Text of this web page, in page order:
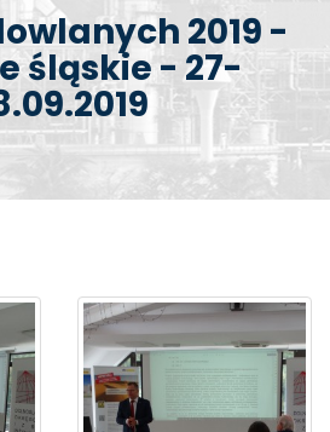
2019 -
śląskie - 27-